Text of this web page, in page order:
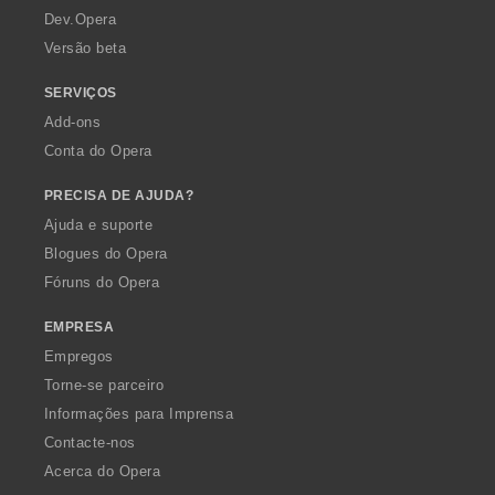
a
Dev.Opera
Versão beta
SERVIÇOS
Add-ons
Conta do Opera
PRECISA DE AJUDA?
Ajuda e suporte
Blogues do Opera
Fóruns do Opera
EMPRESA
Empregos
Torne-se parceiro
Informações para Imprensa
Contacte-nos
Acerca do Opera